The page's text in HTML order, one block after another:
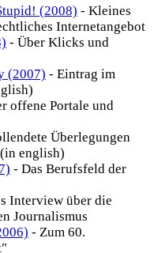
(2008) - Kleines
Internetangebot
- Über Klicks und
(2007) - Eintrag im
offene Portale und
Überlegungen
english)
- Das Berufsfeld der
Interview über die
Journalismus
- Zum 60.